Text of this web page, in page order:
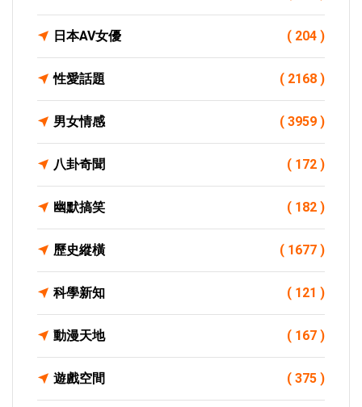
日本AV女優 ( 204 )
性愛話題 ( 2168 )
男女情感 ( 3959 )
八卦奇聞 ( 172 )
幽默搞笑 ( 182 )
歷史縱橫 ( 1677 )
科學新知 ( 121 )
動漫天地 ( 167 )
遊戲空間 ( 375 )